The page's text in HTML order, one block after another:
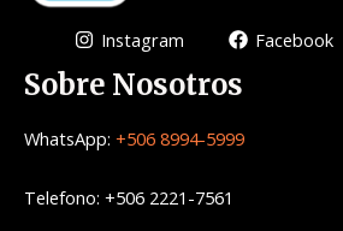
Instagram Facebook
Sobre Nosotros
WhatsApp: +506 8994-5999
Telefono: +506 2221-7561